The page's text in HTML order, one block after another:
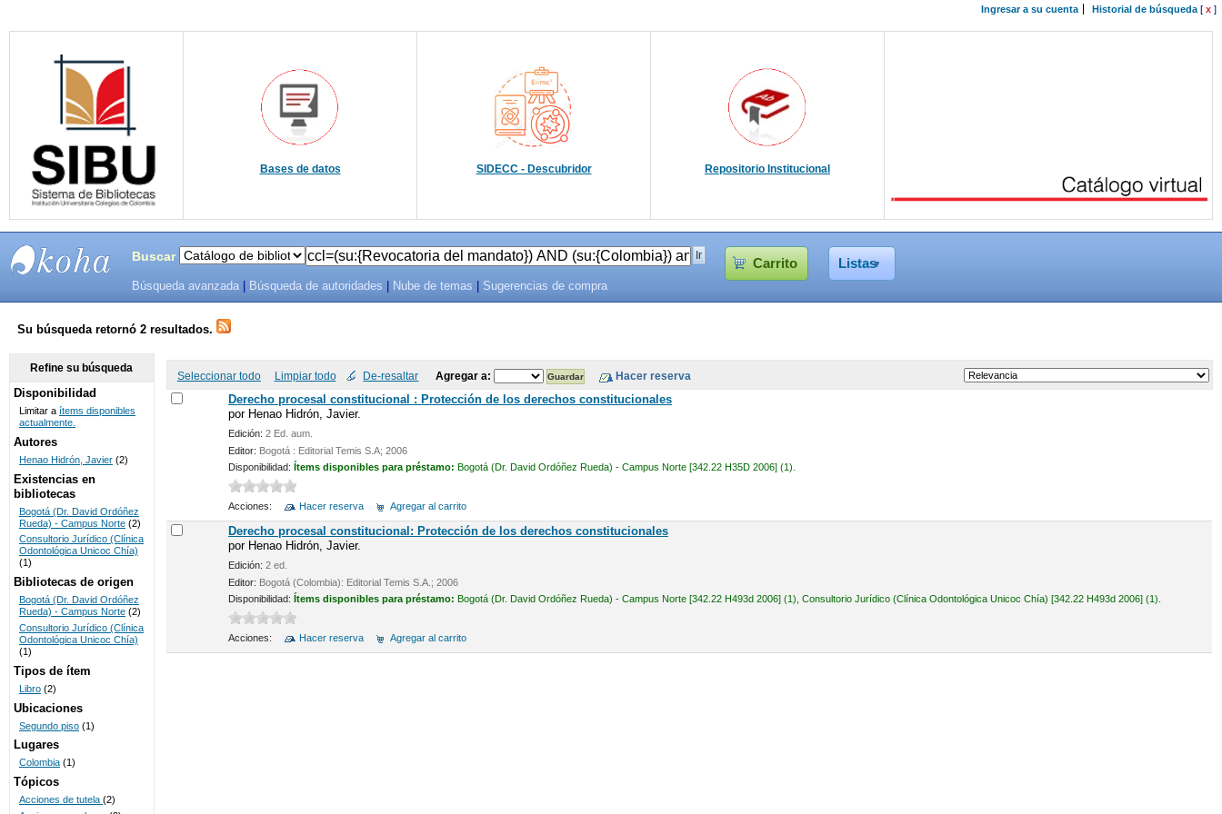
Ingresar a su cuenta Historial de búsqueda[ x ]
Bases de datos SIDECC - Descubridor Repositorio Institucional
SISTEMAS
DE
BIBLIOTECAS
UNICOC
Buscar Carrito Listas
Búsqueda avanzada Búsqueda de autoridades Nube de temas Sugerencias de compra
Su búsqueda retornó 2 resultados.
Seleccionar todo Limpiar todo De-resaltar Agregar a:
Derecho procesal constitucional : Protección de los derechos constitucionales
por Henao Hidrón, Javier.
Edición: 2 Ed. aum.
Editor: Bogotá : Editorial Temis S.A; 2006
Disponibilidad: Ítems disponibles para préstamo: Bogotá (Dr. David Ordóñez Rueda) - Campus Norte [342.22 H35D 2006] (1).
Acciones: Hacer reserva Agregar al carrito
Derecho procesal constitucional: Protección de los derechos constitucionales
por Henao Hidrón, Javier.
Edición: 2 ed.
Editor: Bogotá (Colombia): Editorial Temis S.A.; 2006
Disponibilidad: Ítems disponibles para préstamo: Bogotá (Dr. David Ordóñez Rueda) - Campus Norte [342.22 H493d 2006] (1), Consultorio Jurídico (Clínica Odontológica Unicoc Chía) [342.22 H493d 2006] (1).
Acciones: Hacer reserva Agregar al carrito
Refine su búsqueda
Disponibilidad
Limitar a ítems disponibles
actualmente.
Autores
Henao Hidrón, Javier (2)
Existencias en
bibliotecas
Bogotá (Dr. David Ordóñez
Rueda) - Campus Norte (2)
Consultorio Jurídico (Clínica
Odontológica Unicoc Chía)
(1)
Bibliotecas de origen
Bogotá (Dr. David Ordóñez
Rueda) - Campus Norte (2)
Consultorio Jurídico (Clínica
Odontológica Unicoc Chía)
(1)
Tipos de ítem
Libro (2)
Ubicaciones
Segundo piso (1)
Lugares
Colombia (1)
Tópicos
Acciones de tutela (2)